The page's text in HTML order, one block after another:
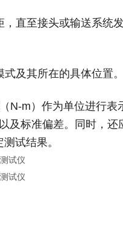
直至接头或输送系统
及其所在的具体位置。
N-m）作为单位进行表
及标准偏差。同时，还
试结果。